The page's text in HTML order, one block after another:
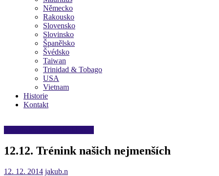
Německo
Rakousko
Slovensko
Slovinsko
Španělsko
Švédsko
Taiwan
Trinidad & Tobago
USA
Vietnam
Historie
Kontakt
12.12. Trénink našich nejmenších
12. 12. 2014 jakub.n